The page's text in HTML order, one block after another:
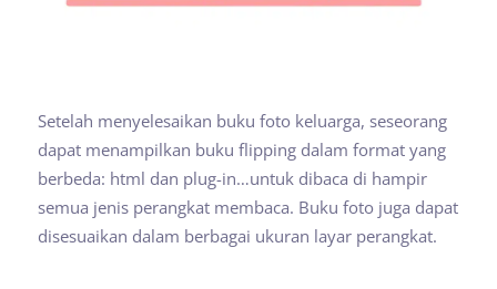
Setelah menyelesaikan buku foto keluarga, seseorang
dapat menampilkan buku flipping dalam format yang
berbeda: html dan plug-in…untuk dibaca di hampir
semua jenis perangkat membaca. Buku foto juga dapat
disesuaikan dalam berbagai ukuran layar perangkat.